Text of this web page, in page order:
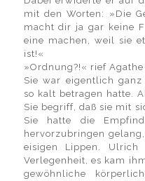
mit den Worten: »Die
macht dir ja gar keine
eine machen, weil sie
ist!«
»Ordnung?!« rief
Sie war eigentlich
so kalt betragen hatte.
Sie begriff, daß sie mit
Sie hatte die
hervorzubringen
eisigen Lippen.
Verlegenheit, es kam
gewöhnliche